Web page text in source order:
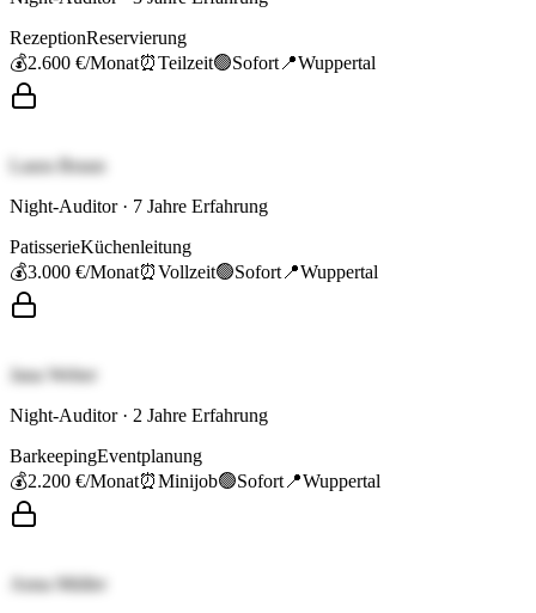
RezeptionReservierung
💰2.600 €/Monat⏰Teilzeit🟢Sofort 📍Wuppertal
Laura Braun
Night-Auditor· 7 Jahre Erfahrung
PatisserieKüchenleitung
💰3.000 €/Monat⏰Vollzeit🟢Sofort 📍Wuppertal
Jana Weber
Night-Auditor· 2 Jahre Erfahrung
BarkeepingEventplanung
💰2.200 €/Monat⏰Minijob🟢Sofort 📍Wuppertal
Anna Müller